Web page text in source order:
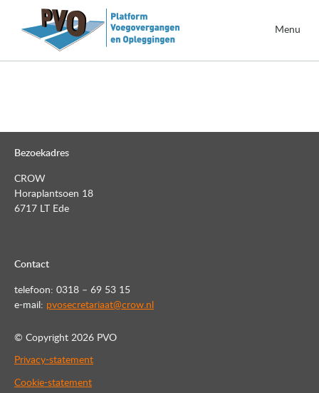
Menu
Bezoekadres
CROW
Horaplantsoen 18
6717 LT Ede
Contact
telefoon: 0318 – 69 53 15
e-mail: pvosecretariaat@crow.nl
© Copyright 2026 PVO
Privacy-statement
Cookie-statement